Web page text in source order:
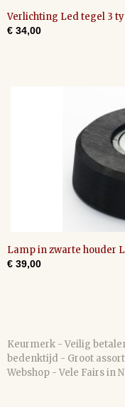
Verlichting Led tegel 3
€ 34,00
Lamp in zwarte houder
€ 39,00
Keurmerk - Veilig
bedenktijd - Groot
Webshop - Vele Fairs in